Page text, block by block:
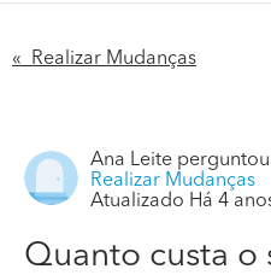
« Realizar Mudanças
Ana Leite
Realizar Mudanças
Atualizado Há 4
Quanto custa o